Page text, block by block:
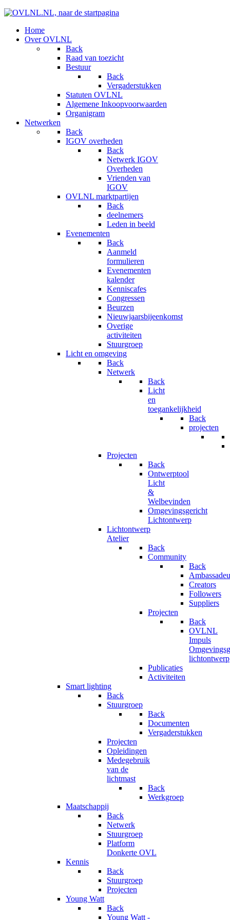
Home
Over OVLNL
Back
Raad van toezicht
Bestuur
Back
Vergaderstukken
Statuten OVLNL
Algemene Inkoopvoorwaarden
Organigram
Netwerken
Back
IGOV overheden
Back
Netwerk IGOV
Overheden
Vrienden van
IGOV
OVLNL marktpartijen
Back
deelnemers
Leden in beeld
Evenementen
Back
Aanmeld
formulieren
Evenementen
kalender
Kenniscafes
Congressen
Beurzen
Nieuwjaarsbijeenkomst
Overige
activiteiten
Stuurgroep
Licht en omgeving
Back
Netwerk
Back
Licht
en
toegankelijkheid
Back
projecten
Projecten
Back
Ontwerptool
Licht
&
Welbevinden
Omgevingsgericht
Lichtontwerp
Lichtontwerp
Atelier
Back
Community
Back
Creators
Followers
Suppliers
Projecten
Back
OVLNL
Impuls
lichtontwerp
Publicaties
Activiteiten
Smart lighting
Back
Stuurgroep
Back
Documenten
Vergaderstukken
Projecten
Opleidingen
Medegebruik
van de
lichtmast
Back
Werkgroep
Maatschappij
Back
Netwerk
Stuurgroep
Platform
Donkerte OVL
Kennis
Back
Stuurgroep
Projecten
Young Watt
Back
Young Watt -